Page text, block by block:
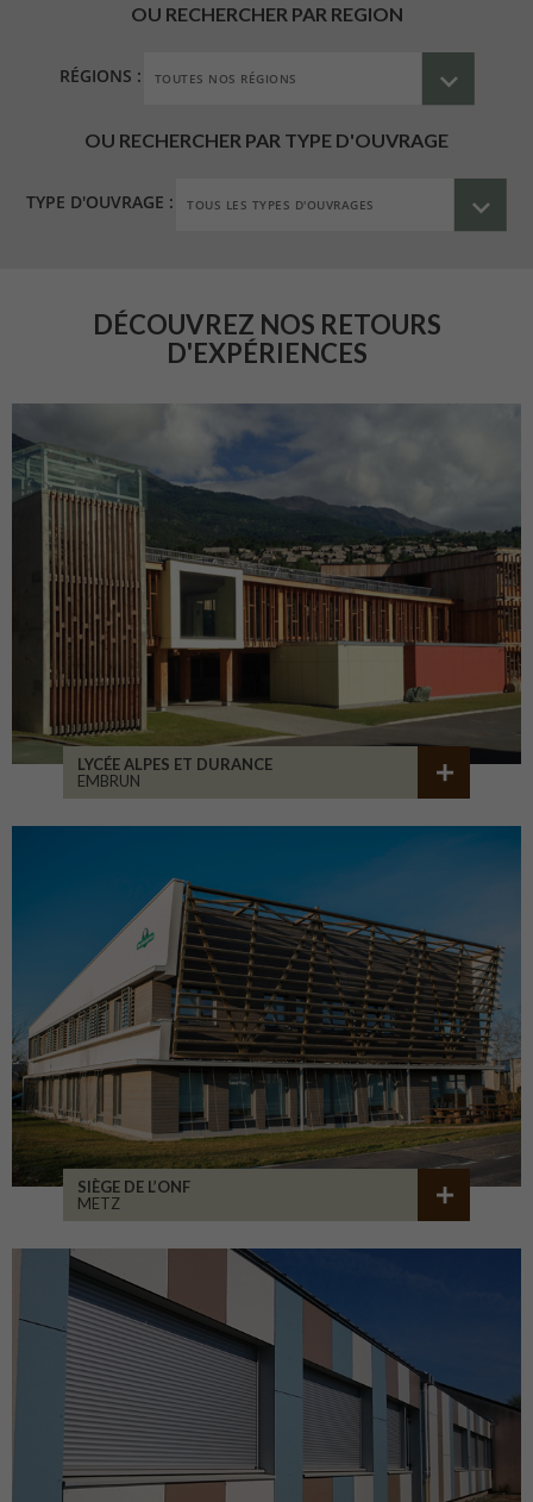
OU RECHERCHER PAR REGION
RÉGIONS :
OU RECHERCHER PAR TYPE D'OUVRAGE
TYPE D'OUVRAGE :
DÉCOUVREZ NOS RETOURS
D'EXPÉRIENCES
LYCÉE ALPES ET DURANCE
EMBRUN
SIÈGE DE L’ONF
METZ